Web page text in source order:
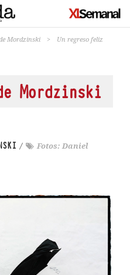
Mordzinski > Un regreso feliz
Mordzinski
/
Fotos: Daniel